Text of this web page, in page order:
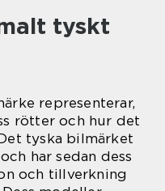
tyskt
representerar,
rötter och hur det
tyska bilmärket
har sedan dess
och tillverkning